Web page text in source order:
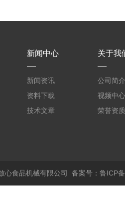
新闻中心
新闻资讯
资料下载
技术文章
关于我
公司简介
视频中心
荣誉资质
心食品机械有限公司 备案号：鲁ICP